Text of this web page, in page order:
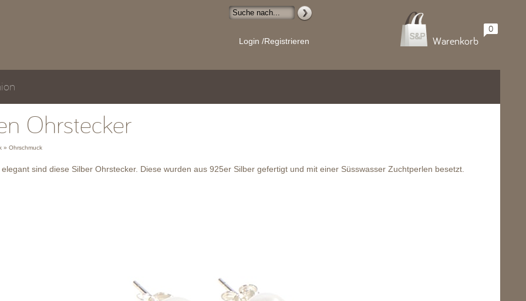
Login /Registrieren Warenkorb
0
Ohrstecker
» Ohrschmuck
sind diese Silber Ohrstecker. Diese wurden aus 925er Silber gefertigt und mit einer Süsswasser Zuchtperlen besetzt.